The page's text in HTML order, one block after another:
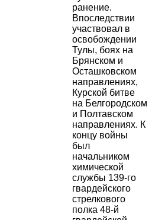
ранение.
Впоследствии
участвовал в
освобождении
Тулы, боях на
Брянском и
Осташковском
направлениях,
Курской битве
на Белгородском
и Полтавском
направлениях. К
концу войны
был
начальником
химической
службы 139-го
гвардейского
стрелкового
полка 48-й